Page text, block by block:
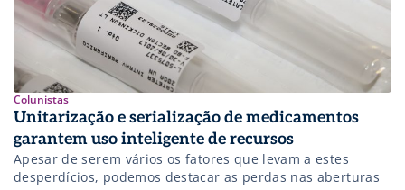
Colunistas
Unitarização e serialização de medicamentos
garantem uso inteligente de recursos
Apesar de serem vários os fatores que levam a estes
desperdícios, podemos destacar as perdas nas aberturas